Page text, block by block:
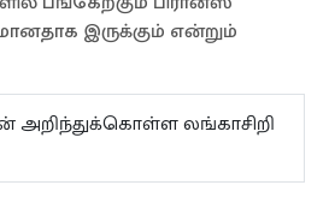
இருக்கும் என்றும்
அறிந்துக்கொள்ள லங்காசிறி